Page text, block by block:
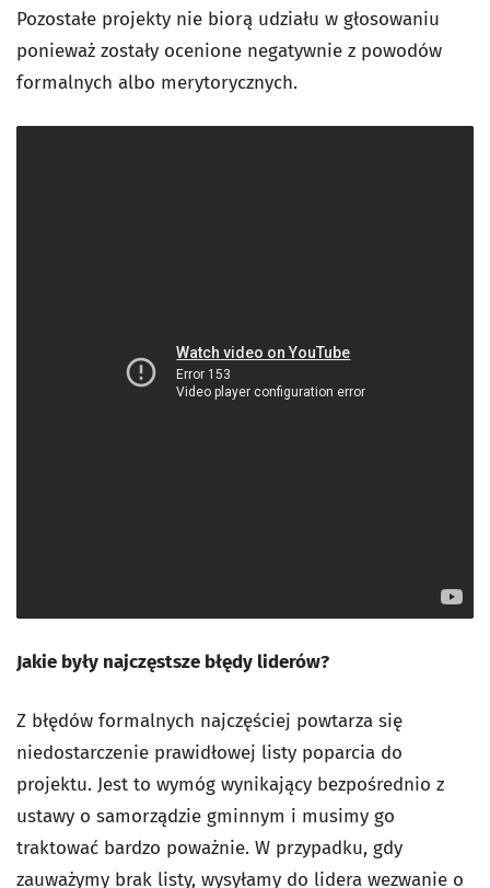
Pozostałe projekty nie biorą udziału w głosowaniu
ponieważ zostały ocenione negatywnie z powodów
formalnych albo merytorycznych.
Jakie były najczęstsze błędy liderów?
Z błędów formalnych najczęściej powtarza się
niedostarczenie prawidłowej listy poparcia do
projektu. Jest to wymóg wynikający bezpośrednio z
ustawy o samorządzie gminnym i musimy go
traktować bardzo poważnie. W przypadku, gdy
zauważymy brak listy, wysyłamy do lidera wezwanie o